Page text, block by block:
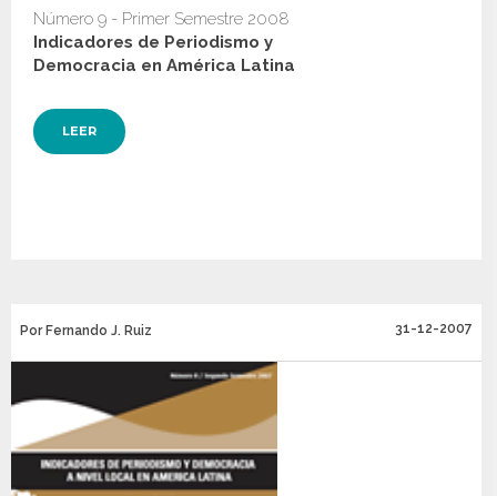
Número 9 - Primer Semestre 2008
Indicadores de Periodismo y
Democracia en América Latina
LEER
Por Fernando J. Ruiz 31-12-2007